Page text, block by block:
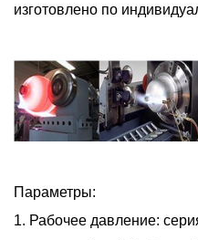
изготовлено по
Параметры:
1. Рабочее давление: